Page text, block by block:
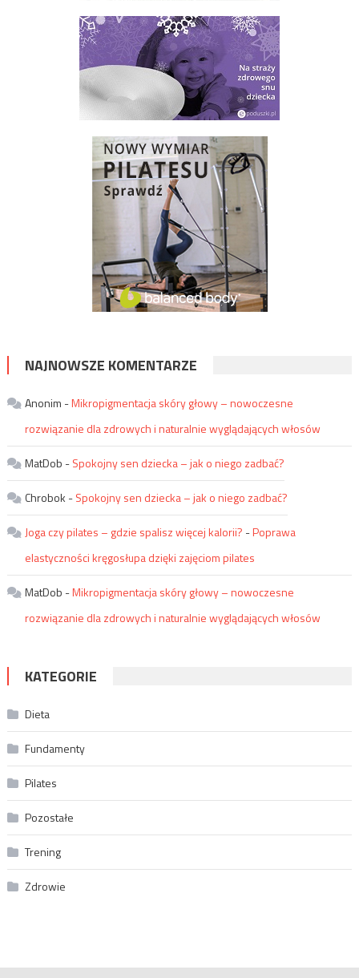
NAJNOWSZE KOMENTARZE
Anonim -Mikropigmentacja skóry głowy – nowoczesne
rozwiązanie dla zdrowych i naturalnie wyglądających włosów
MatDob -Spokojny sen dziecka – jak o niego zadbać?
Chrobok -Spokojny sen dziecka – jak o niego zadbać?
Joga czy pilates – gdzie spalisz więcej kalorii? -Poprawa
elastyczności kręgosłupa dzięki zajęciom pilates
MatDob -Mikropigmentacja skóry głowy – nowoczesne
rozwiązanie dla zdrowych i naturalnie wyglądających włosów
KATEGORIE
Dieta
Fundamenty
Pilates
Pozostałe
Trening
Zdrowie